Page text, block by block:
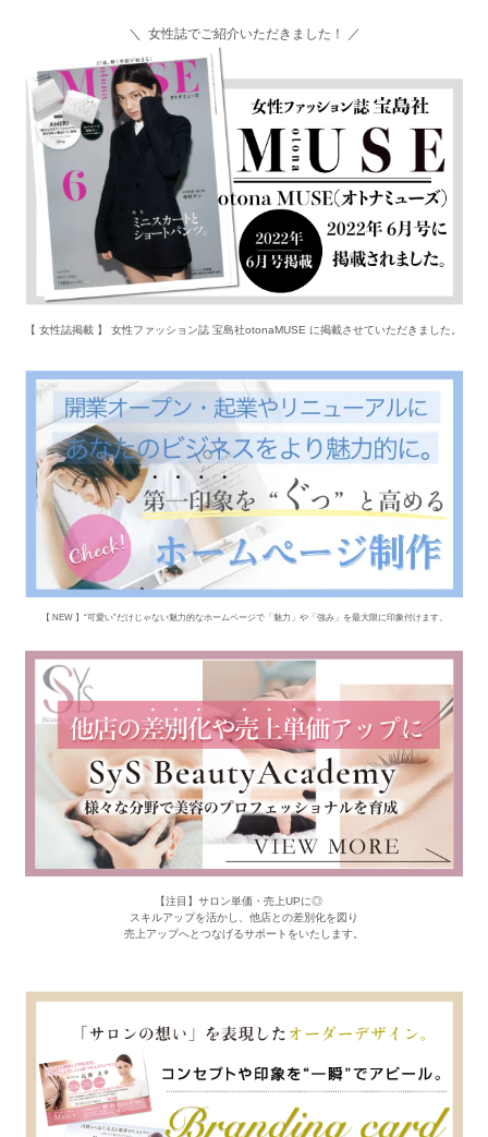
＼ 女性誌でご紹介いただきました！ ／
【 女性誌掲載 】 女性ファッション誌 宝島社otonaMUSE に掲載させていただきました。
【 NEW 】“可愛い”だけじゃない魅力的なホームページで「魅力」や「強み」を最大限に印象付けます。
【注目】サロン単価・売上UPに◎
スキルアップを活かし、他店との差別化を図り
売上アップへとつなげるサポートをいたします。